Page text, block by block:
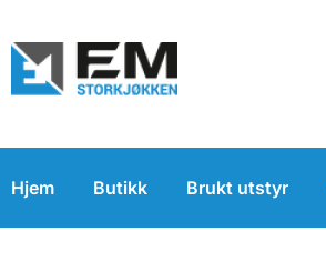
Hjem Butikk Brukt utstyr